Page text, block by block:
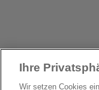
Ihre
Wir setzen Cookies